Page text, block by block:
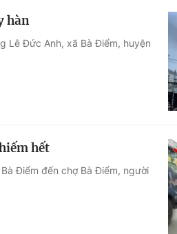
Tuyển sinh
Học trực tuyến
hàn
Lê Đức Anh, xã Bà Điểm, huyện
hết
Điểm đến chợ Bà Điểm, người